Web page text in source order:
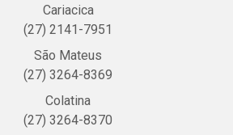
Cariacica
(27) 2141-7951
São Mateus
(27) 3264-8369
Colatina
(27) 3264-8370